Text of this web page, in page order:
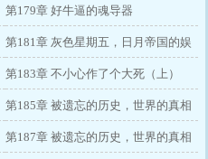
第179章 好牛逼的魂导器
第181章 灰色星期五，日月帝国的娱
乐业
第183章 不小心作了个大死（上）
第185章 被遗忘的历史，世界的真相
（一）
第187章 被遗忘的历史，世界的真相